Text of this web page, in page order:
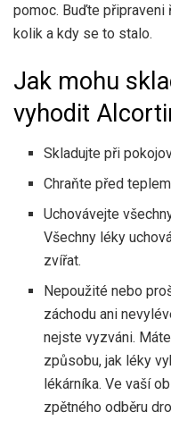
pomoc. Buďte připraveni
kolik a kdy se to stalo.
Jak mohu
vyhodit
Skladujte při
Chraňte před
Uchovávejte
Všechny léky
zvířat.
Nepoužité nebo
záchodu ani
nejste vyzváni.
způsobu, jak léky
lékárníka. Ve vaší
zpětného odběru